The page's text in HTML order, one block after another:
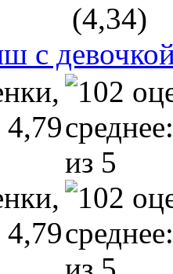
(4,34)
с